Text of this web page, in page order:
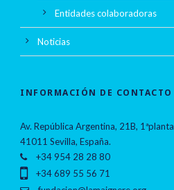
Entidades colaboradoras
Noticias
INFORMACIÓN DE CONTACTO
Av. República Argentina, 21B, 1ªplanta
41011 Sevilla, España.
+34 954 28 28 80
+34 689 55 56 71